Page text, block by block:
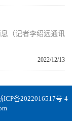
（记者李绍远通讯
2022/12/13
ICP备2022016517号-4